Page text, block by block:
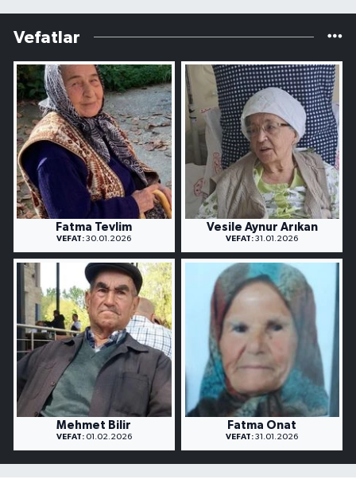
Vefatlar
Fatma Tevlim
VEFAT: 30.01.2026
Vesile Aynur Arıkan
VEFAT: 31.01.2026
Mehmet Bilir
VEFAT:01.02.2026
Fatma Onat
VEFAT: 31.01.2026